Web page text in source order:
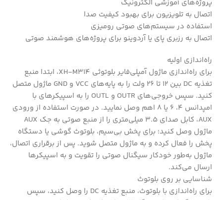
پروژه‌های آموزشی الکترونیک
اتصال به تلویزیون برای بهبود کیفیت صدا
استفاده در سیستم‌های صوتی رومیزی
اتصال به رزبری پای یا آردوینو برای پروژه‌های هوشمند صوتی
راه‌اندازی اولیه
برای راه‌اندازی ماژول آمپلی‌فایر بلوتوثی XH-M314، ابتدا منبع
تغذیه DC بین 12 تا 26 ولت را به پایه‌های VCC و GND ماژول متصل
کنید. سپس خروجی‌های OUTR و OUTL را به اسپیکرهای با
امپدانس 4، 6 یا 8 اهم وصل نمایید. در صورت استفاده از ورودی
AUX، کابل صدای 3.5 میلی‌متری را از منبع صوتی به جک AUX
ماژول وصل کنید؛ برای پخش بی‌سیم، بلوتوث گوشی یا دستگاه
پخش را فعال کرده و به ماژول متصل شوید. پس از برقراری اتصال،
ماژول به‌طور خودکار سیگنال صوتی را تقویت و به اسپیکرها
ارسال می‌کند.
شناسایی بر روی بلوتوث
برای راه‌اندازی با بلوتوث، منبع تغذیه DC را وصل کنید، سپس